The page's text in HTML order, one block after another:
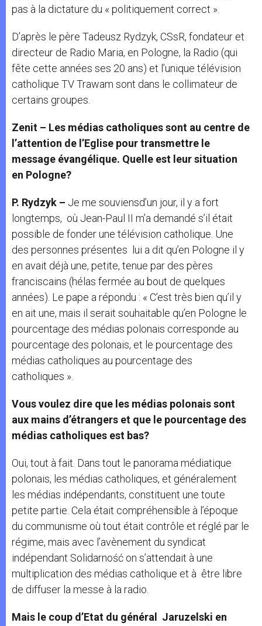
pas à la dictature du « politiquement correct ».
D’après le père Tadeusz Rydzyk, CSsR, fondateur et
directeur de Radio Maria, en Pologne, la Radio (qui
fête cette années ses 20 ans) et l’unique télévision
catholique TV Trawam sont dans le collimateur de
certains groupes.
Zenit – Les médias catholiques sont au centre de
l’attention de l’Eglise pour transmettre le
message évangélique. Quelle est leur situation
en Pologne?
P. Rydzyk – Je me souviensd’un jour, il y a fort
longtemps, où Jean-Paul II m’a demandé s’il était
possible de fonder une télévision catholique. Une
des personnes présentes lui a dit qu’en Pologne il y
en avait déjà une, petite, tenue par des pères
franciscains (hélas fermée au bout de quelques
années). Le pape a répondu : « C’est très bien qu’il y
en ait une, mais il serait souhaitable qu’en Pologne le
pourcentage des médias polonais corresponde au
pourcentage des polonais, et le pourcentage des
médias catholiques au pourcentage des
catholiques ».
Vous voulez dire que les médias polonais sont
aux mains d’étrangers et que le pourcentage des
médias catholiques est bas?
Oui, tout à fait. Dans tout le panorama médiatique
polonais, les médias catholiques, et généralement
les médias indépendants, constituent une toute
petite partie. Cela était compréhensible à l’époque
du communisme où tout était contrôle et réglé par le
régime, mais avec l’avènement du syndicat
indépendant Solidarność on s’attendait à une
multiplication des médias catholique et à être libre
de diffuser la messe à la radio.
Mais le coup d’Etat du général Jaruzelski en